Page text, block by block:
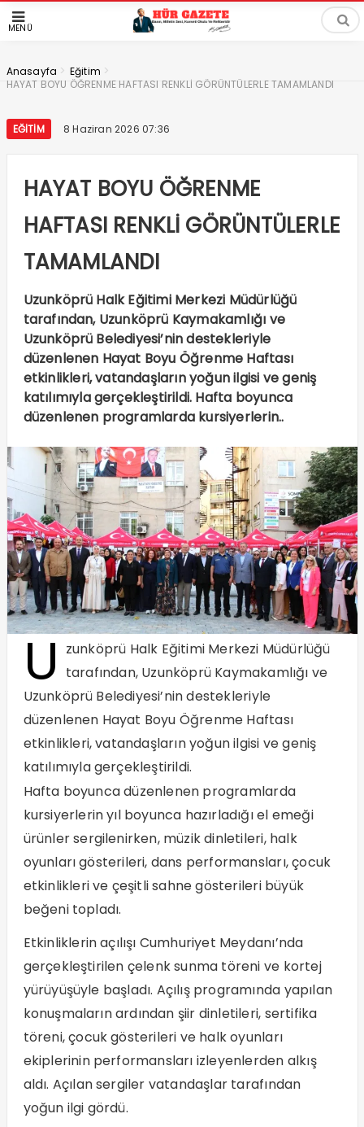
MENÜ
Anasayfa > Eğitim >
HAYAT BOYU ÖĞRENME HAFTASI RENKLİ GÖRÜNTÜLERLE TAMAMLANDI
EĞITIM 8 Haziran 2026 07:36
HAYAT BOYU ÖĞRENME
HAFTASI RENKLİ GÖRÜNTÜLERLE
TAMAMLANDI
Uzunköprü Halk Eğitimi Merkezi Müdürlüğü
tarafından, Uzunköprü Kaymakamlığı ve
Uzunköprü Belediyesi’nin destekleriyle
düzenlenen Hayat Boyu Öğrenme Haftası
etkinlikleri, vatandaşların yoğun ilgisi ve geniş
katılımıyla gerçekleştirildi. Hafta boyunca
düzenlenen programlarda kursiyerlerin..
U
zunköprü Halk Eğitimi Merkezi Müdürlüğü
tarafından, Uzunköprü Kaymakamlığı ve
Uzunköprü Belediyesi’nin destekleriyle
düzenlenen Hayat Boyu Öğrenme Haftası
etkinlikleri, vatandaşların yoğun ilgisi ve geniş
katılımıyla gerçekleştirildi.
Hafta boyunca düzenlenen programlarda
kursiyerlerin yıl boyunca hazırladığı el emeği
ürünler sergilenirken, müzik dinletileri, halk
oyunları gösterileri, dans performansları, çocuk
etkinlikleri ve çeşitli sahne gösterileri büyük
beğeni topladı.
Etkinliklerin açılışı Cumhuriyet Meydanı’nda
gerçekleştirilen çelenk sunma töreni ve kortej
yürüyüşüyle başladı. Açılış programında yapılan
konuşmaların ardından şiir dinletileri, sertifika
töreni, çocuk gösterileri ve halk oyunları
ekiplerinin performansları izleyenlerden alkış
aldı. Açılan sergiler vatandaşlar tarafından
yoğun ilgi gördü.